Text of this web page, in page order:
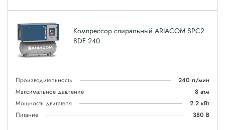
Компрессор спиральный ARIACOM SPC2
8DF 240
Производительность
240 л/мин
Максимальное давление
8 атм
Мощность двигателя
2.2 кВт
Питание
380 В